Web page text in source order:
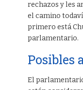
rechazos y les
el camino
primero está
parlamentario.
Posibles
El